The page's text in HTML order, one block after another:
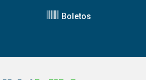
Boletos